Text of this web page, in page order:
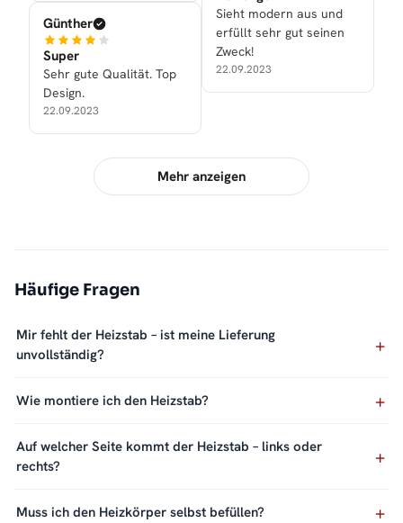
Günther
Super
Sehr gute Qualität. Top
Design.
22.09.2023
Sieht modern aus und
erfüllt sehr gut seinen
Zweck!
22.09.2023
Mehr anzeigen
Häufige Fragen
Mir fehlt der Heizstab – ist meine Lieferung
unvollständig?
Wie montiere ich den Heizstab?
Auf welcher Seite kommt der Heizstab – links oder
rechts?
Muss ich den Heizkörper selbst befüllen?